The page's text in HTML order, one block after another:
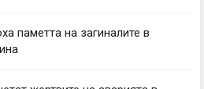
паметта на загиналите в